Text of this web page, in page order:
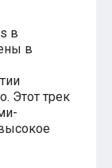
в
в
Этот трек